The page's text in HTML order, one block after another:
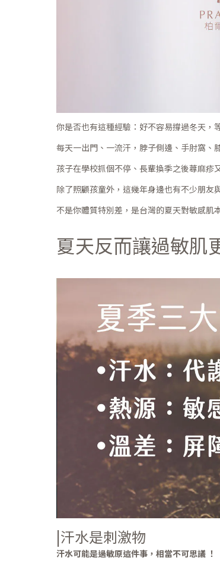
你是否也有這種經驗：好不容易撐過冬天，
每天一出門、一流汗，脖子側邊、手肘窩、
孩子在學校抓個不停、長輩換季之後蕁麻疹
除了照顧孩童外，這幾年身邊也有不少朋友
不是你體質特別差，是台灣的夏天對敏感肌
夏天反而讓過敏肌
|汗水是刺激物
汗水可能是過敏原這件事，相當不可思議 ！